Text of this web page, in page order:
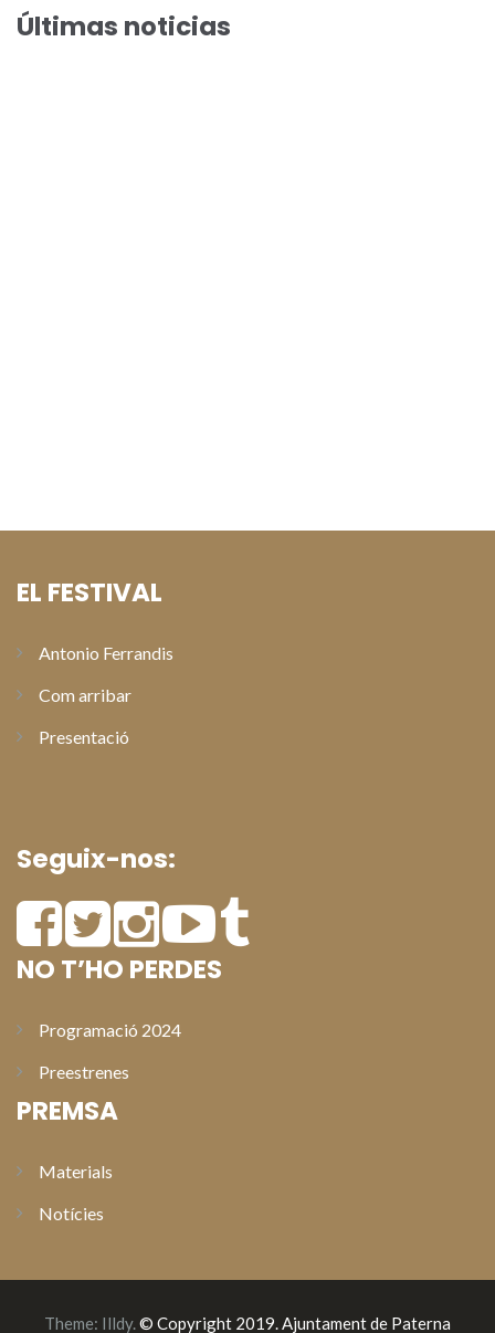
Últimas noticias
EL FESTIVAL
Antonio Ferrandis
Com arribar
Presentació
Seguix-nos:
NO T’HO PERDES
Programació 2024
Preestrenes
PREMSA
Materials
Notícies
Theme: Illdy.© Copyright 2019. Ajuntament de Paterna